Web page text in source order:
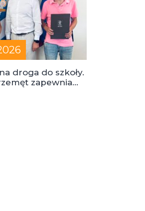
droga do szkoły.
zapewnia